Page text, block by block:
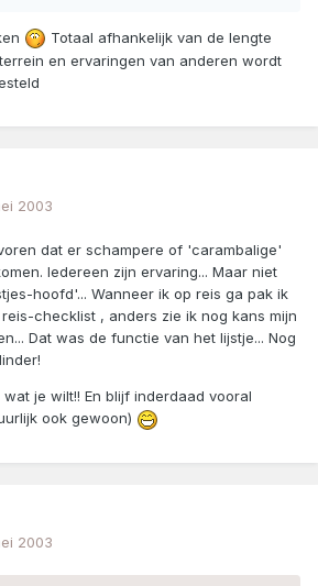
Totaal afhankelijk van de lengte
en ervaringen van anderen wordt
2003
dat er schampere of 'carambalige'
Iedereen zijn ervaring... Maar niet
hoofd'... Wanneer ik op reis ga pak ik
checklist , anders zie ik nog kans mijn
Dat was de functie van het lijstje... Nog
je wilt!! En blijf inderdaad vooral
ook gewoon)
2003